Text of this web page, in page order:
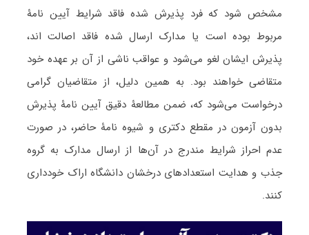
مشخص شود که فرد پذیرش شده فاقد شرایط آیین نامۀ
مربوط بوده است یا مدارک ارسال شده فاقد اصالت اند،
پذیرش ایشان لغو می‌شود و عواقب ناشی از آن بر عهده خود
متقاضی خواهند بود. به همین دلیل، از متقاضیان گرامی
درخواست می‌شود که، ضمن مطالعۀ دقیق آیین نامۀ پذیرش
بدون آزمون در مقطع دکتری و شیوه نامۀ حاضر، در صورت‌
عدم احراز شرایط مندرج در آن‌ها از ارسال مدارک به گروه
جذب و هدایت استعدادهای درخشان دانشگاه اراک خودداری
کنند.